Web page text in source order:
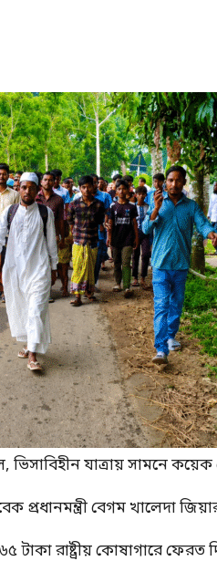
যাত্রায় সামনে
প্রধানমন্ত্রী বেগম খালেদা
টাকা রাষ্ট্রীয় কোষাগারে